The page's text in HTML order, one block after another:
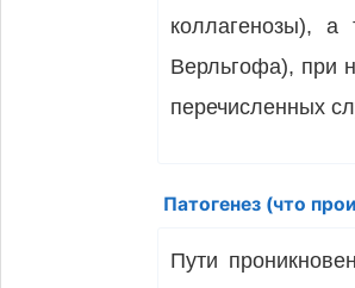
коллагенозы), а
Верльгофа), при
перечисленных
Патогенез (что
Пути